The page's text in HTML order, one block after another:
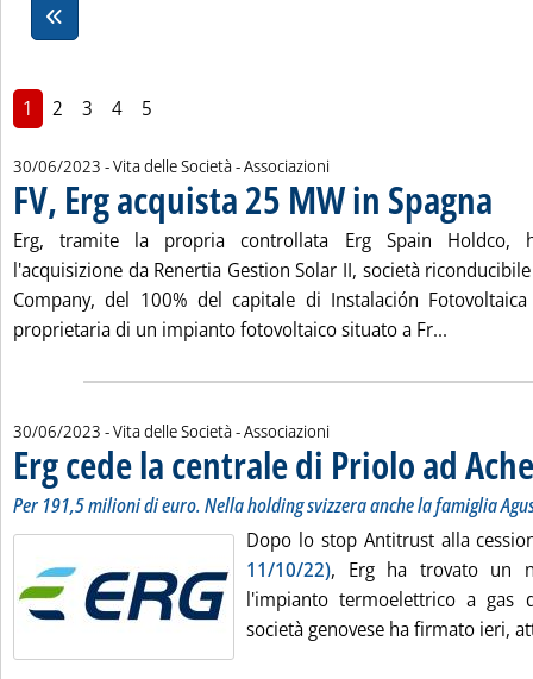
1 2 3 4 5
30/06/2023 - Vita delle Società - Associazioni
FV, Erg acquista 25 MW in Spagna
Erg, tramite la propria controllata Erg Spain Holdco,
l'acquisizione da Renertia Gestion Solar II, società
Company, del 100% del capitale di Instalación
proprietaria di un impianto fotovoltaico situato a Fr...
30/06/2023 - Vita delle Società - Associazioni
Erg cede la centrale di Priolo ad
Per 191,5 milioni di euro. Nella holding svizzera anche la famiglia
Dopo lo stop Antitrust alla
11/10/22), Erg ha trovato un
l'impianto termoelettrico a gas
società genovese ha firmato ieri,